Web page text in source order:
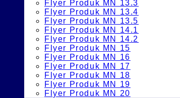
Flyer Produk MN 13.3
Flyer Produk MN 13.4
Flyer Produk MN 13.5
Flyer Produk MN 14.1
Flyer Produk MN 14.2
Flyer Produk MN 15
Flyer Produk MN 16
Flyer Produk MN 17
Flyer Produk MN 18
Flyer Produk MN 19
Flyer Produk MN 20